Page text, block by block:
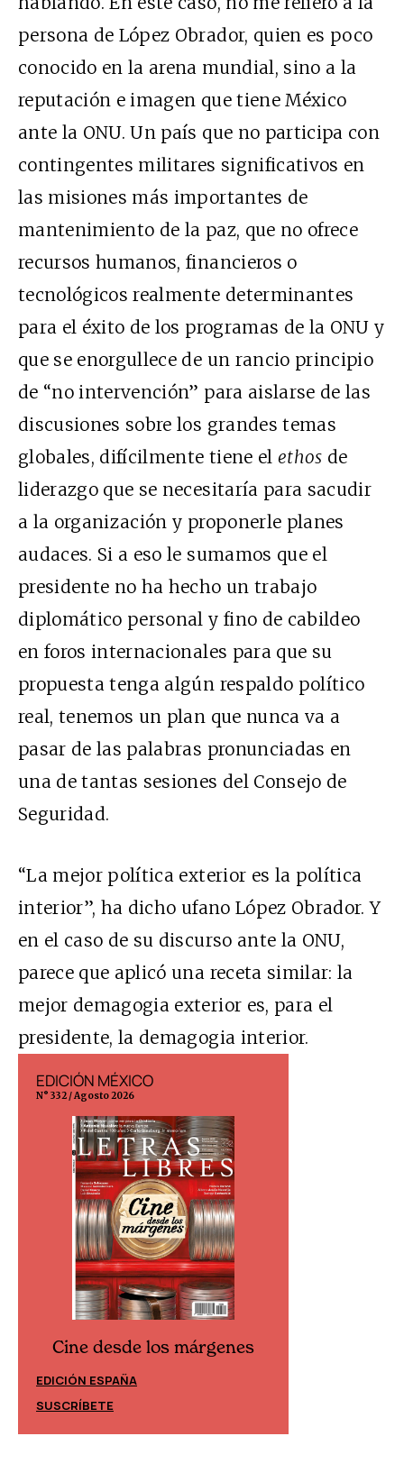
persona de López Obrador, quien es poco
conocido en la arena mundial, sino a la
reputación e imagen que tiene México
ante la ONU. Un país que no participa con
contingentes militares significativos en
las misiones más importantes de
mantenimiento de la paz, que no ofrece
recursos humanos, financieros o
tecnológicos realmente determinantes
para el éxito de los programas de la ONU y
que se enorgullece de un rancio principio
de “no intervención” para aislarse de las
discusiones sobre los grandes temas
globales, difícilmente tiene el ethos de
liderazgo que se necesitaría para sacudir
a la organización y proponerle planes
audaces. Si a eso le sumamos que el
presidente no ha hecho un trabajo
diplomático personal y fino de cabildeo
en foros internacionales para que su
propuesta tenga algún respaldo político
real, tenemos un plan que nunca va a
pasar de las palabras pronunciadas en
una de tantas sesiones del Consejo de
Seguridad.
“La mejor política exterior es la política
interior”, ha dicho ufano López Obrador. Y
en el caso de su discurso ante la ONU,
parece que aplicó una receta similar: la
mejor demagogia exterior es, para el
presidente, la demagogia interior.
EDICIÓN MÉXICO
N° 332 / Agosto 2026
Cine desde los márgenes
EDICIÓN ESPAÑA
SUSCRÍBETE